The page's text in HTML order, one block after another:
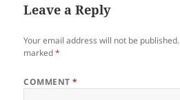
Leave a Reply
Your email address will not be published.
marked*
COMMENT*